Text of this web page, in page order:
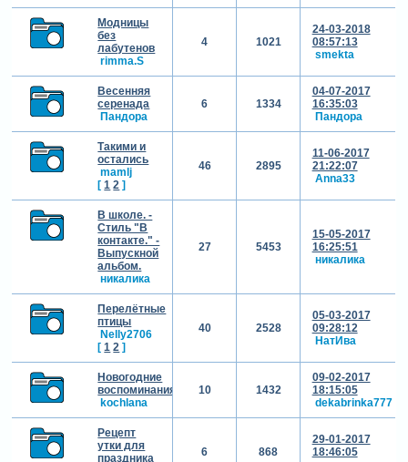
Модницы
без
лабутенов
rimma.S
4 1021
24-03-2018
08:57:13
smekta
Весенняя
серенада
Пандора
6 1334
04-07-2017
16:35:03
Пандора
Такими и
остались
mamlj
[ 1 2 ]
46 2895
11-06-2017
21:22:07
Anna33
В школе. -
Стиль "В
контакте." -
Выпускной
альбом.
никалика
27 5453
15-05-2017
16:25:51
никалика
Перелётные
птицы
Nelly2706
[ 1 2 ]
40 2528
05-03-2017
09:28:12
НатИва
Новогодние
воспоминания
kochlana
10 1432
09-02-2017
18:15:05
dekabrinka777
Рецепт
утки для
праздника
6 868
29-01-2017
18:46:05